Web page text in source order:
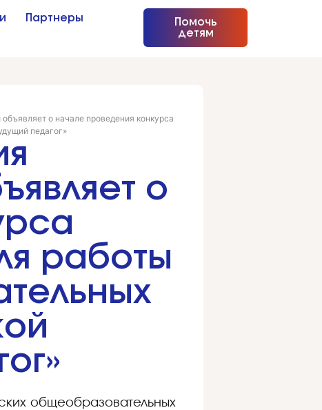
Партнеры
Помочь
детям
о начале проведения конкурса
педагог»
о
работы
общеобразовательных